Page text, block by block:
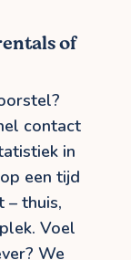
of
contact
in
een tijd
– thuis,
Voel
We